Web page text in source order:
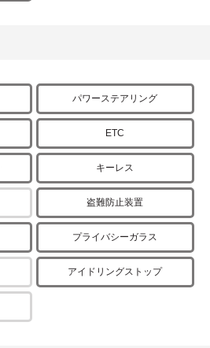
パワーステアリング
ETC
キーレス
盗難防止装置
プライバシーガラス
アイドリングストップ